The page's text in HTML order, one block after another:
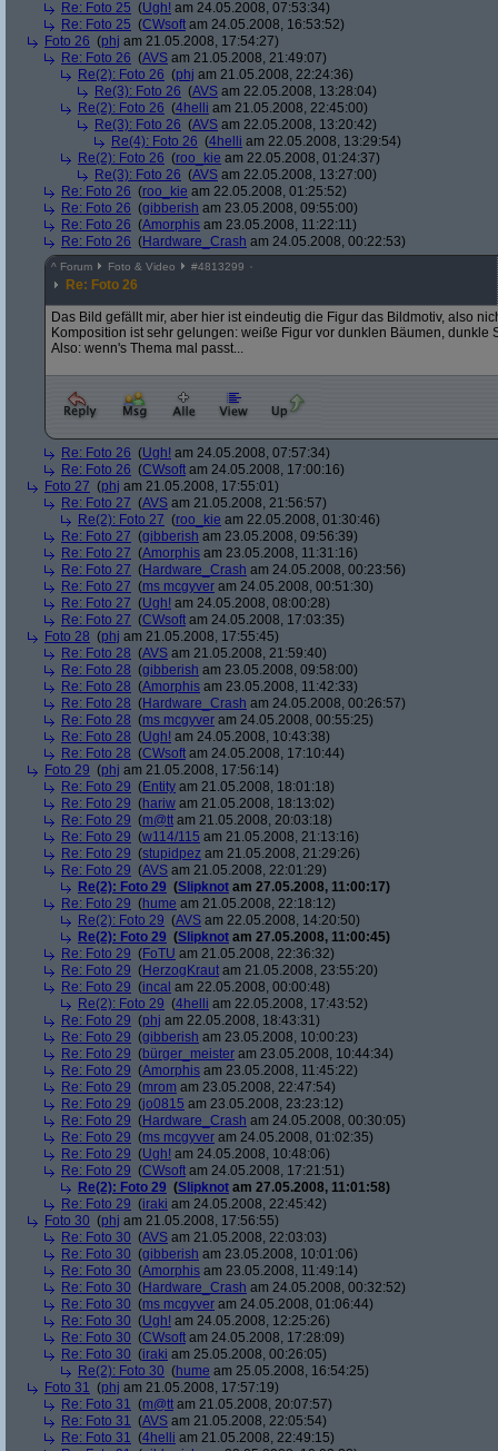
Re: Foto 25 (Ugh! am 24.05.2008, 07:53:34)
Re: Foto 25 (CWsoft am 24.05.2008, 16:53:52)
Foto 26 (phj am 21.05.2008, 17:54:27)
Re: Foto 26 (AVS am 21.05.2008, 21:49:07)
Re(2): Foto 26 (phj am 21.05.2008, 22:24:36)
Re(3): Foto 26 (AVS am 22.05.2008, 13:28:04)
Re(2): Foto 26 (4helli am 21.05.2008, 22:45:00)
Re(3): Foto 26 (AVS am 22.05.2008, 13:20:42)
Re(4): Foto 26 (4helli am 22.05.2008, 13:29:54)
Re(2): Foto 26 (roo_kie am 22.05.2008, 01:24:37)
Re(3): Foto 26 (AVS am 22.05.2008, 13:27:00)
Re: Foto 26 (roo_kie am 22.05.2008, 01:25:52)
Re: Foto 26 (gibberish am 23.05.2008, 09:55:00)
Re: Foto 26 (Amorphis am 23.05.2008, 11:22:11)
Re: Foto 26 (Hardware_Crash am 24.05.2008, 00:22:53)
^ Forum Foto & Video #4813299
Re: Foto 26
Das Bild gefällt mir, aber hier ist eindeutig die Figur das Bildmotiv, also
Komposition ist sehr gelungen: weiße Figur vor dunklen Bäumen, dunkle
Also: wenn's Thema mal passt...
Re: Foto 26 (Ugh! am 24.05.2008, 07:57:34)
Re: Foto 26 (CWsoft am 24.05.2008, 17:00:16)
Foto 27 (phj am 21.05.2008, 17:55:01)
Re: Foto 27 (AVS am 21.05.2008, 21:56:57)
Re(2): Foto 27 (roo_kie am 22.05.2008, 01:30:46)
Re: Foto 27 (gibberish am 23.05.2008, 09:56:39)
Re: Foto 27 (Amorphis am 23.05.2008, 11:31:16)
Re: Foto 27 (Hardware_Crash am 24.05.2008, 00:23:56)
Re: Foto 27 (ms mcgyver am 24.05.2008, 00:51:30)
Re: Foto 27 (Ugh! am 24.05.2008, 08:00:28)
Re: Foto 27 (CWsoft am 24.05.2008, 17:03:35)
Foto 28 (phj am 21.05.2008, 17:55:45)
Re: Foto 28 (AVS am 21.05.2008, 21:59:40)
Re: Foto 28 (gibberish am 23.05.2008, 09:58:00)
Re: Foto 28 (Amorphis am 23.05.2008, 11:42:33)
Re: Foto 28 (Hardware_Crash am 24.05.2008, 00:26:57)
Re: Foto 28 (ms mcgyver am 24.05.2008, 00:55:25)
Re: Foto 28 (Ugh! am 24.05.2008, 10:43:38)
Re: Foto 28 (CWsoft am 24.05.2008, 17:10:44)
Foto 29 (phj am 21.05.2008, 17:56:14)
Re: Foto 29 (Entity am 21.05.2008, 18:01:18)
Re: Foto 29 (hariw am 21.05.2008, 18:13:02)
Re: Foto 29 (m@tt am 21.05.2008, 20:03:18)
Re: Foto 29 (w114/115 am 21.05.2008, 21:13:16)
Re: Foto 29 (stupidpez am 21.05.2008, 21:29:26)
Re: Foto 29 (AVS am 21.05.2008, 22:01:29)
Re(2): Foto 29 (Slipknot am 27.05.2008, 11:00:17)
Re: Foto 29 (hume am 21.05.2008, 22:18:12)
Re(2): Foto 29 (AVS am 22.05.2008, 14:20:50)
Re(2): Foto 29 (Slipknot am 27.05.2008, 11:00:45)
Re: Foto 29 (FoTU am 21.05.2008, 22:36:32)
Re: Foto 29 (HerzogKraut am 21.05.2008, 23:55:20)
Re: Foto 29 (incal am 22.05.2008, 00:00:48)
Re(2): Foto 29 (4helli am 22.05.2008, 17:43:52)
Re: Foto 29 (phj am 22.05.2008, 18:43:31)
Re: Foto 29 (gibberish am 23.05.2008, 10:00:23)
Re: Foto 29 (bürger_meister am 23.05.2008, 10:44:34)
Re: Foto 29 (Amorphis am 23.05.2008, 11:45:22)
Re: Foto 29 (mrom am 23.05.2008, 22:47:54)
Re: Foto 29 (jo0815 am 23.05.2008, 23:23:12)
Re: Foto 29 (Hardware_Crash am 24.05.2008, 00:30:05)
Re: Foto 29 (ms mcgyver am 24.05.2008, 01:02:35)
Re: Foto 29 (Ugh! am 24.05.2008, 10:48:06)
Re: Foto 29 (CWsoft am 24.05.2008, 17:21:51)
Re(2): Foto 29 (Slipknot am 27.05.2008, 11:01:58)
Re: Foto 29 (iraki am 24.05.2008, 22:45:42)
Foto 30 (phj am 21.05.2008, 17:56:55)
Re: Foto 30 (AVS am 21.05.2008, 22:03:03)
Re: Foto 30 (gibberish am 23.05.2008, 10:01:06)
Re: Foto 30 (Amorphis am 23.05.2008, 11:49:14)
Re: Foto 30 (Hardware_Crash am 24.05.2008, 00:32:52)
Re: Foto 30 (ms mcgyver am 24.05.2008, 01:06:44)
Re: Foto 30 (Ugh! am 24.05.2008, 12:25:26)
Re: Foto 30 (CWsoft am 24.05.2008, 17:28:09)
Re: Foto 30 (iraki am 25.05.2008, 00:26:05)
Re(2): Foto 30 (hume am 25.05.2008, 16:54:25)
Foto 31 (phj am 21.05.2008, 17:57:19)
Re: Foto 31 (m@tt am 21.05.2008, 20:07:57)
Re: Foto 31 (AVS am 21.05.2008, 22:05:54)
Re: Foto 31 (4helli am 21.05.2008, 22:49:15)